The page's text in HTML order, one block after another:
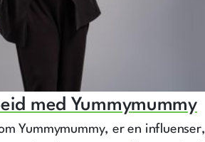
med Yummymummy
Yummymummy, er en influenser,